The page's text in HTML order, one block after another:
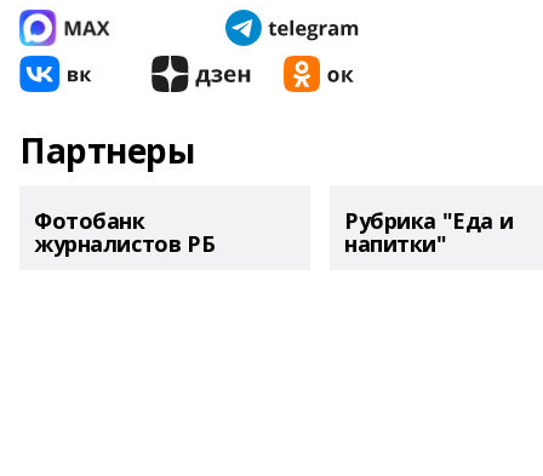
Партнеры
Фотобанк
журналистов РБ
Рубрика "Еда и
напитки"